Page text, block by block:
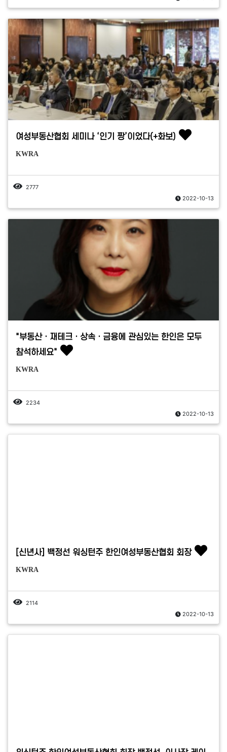
여성부동산협회 세미나 ‘인기 짱’이었다(+화보)
KWRA
2777
2022-10-13
"부동산ㆍ재테크ㆍ상속ㆍ금융에 관심있는 한인은 모두
참석하세요"
KWRA
2234
2022-10-13
[신년사] 백정선 워싱턴주 한인여성부동산협회 회장
KWRA
2114
2022-10-13